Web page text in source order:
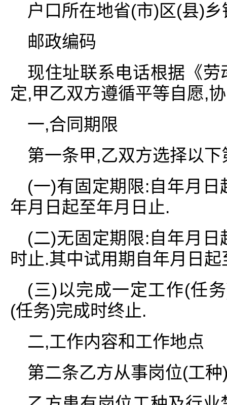
户口所在地省(市)区(县)乡
邮政编码
现住址联系电话根据《
定,甲乙双方遵循平等自愿,
一,合同期限
第一条甲,乙双方选择以
(一)有固定期限:自年月
年月日起至年月日止.
(二)无固定期限:自年月
时止.其中试用期自年月日
(三)以完成一定工作(任
(任务)完成时终止.
二,工作内容和工作地点
第二条乙方从事岗位(工种